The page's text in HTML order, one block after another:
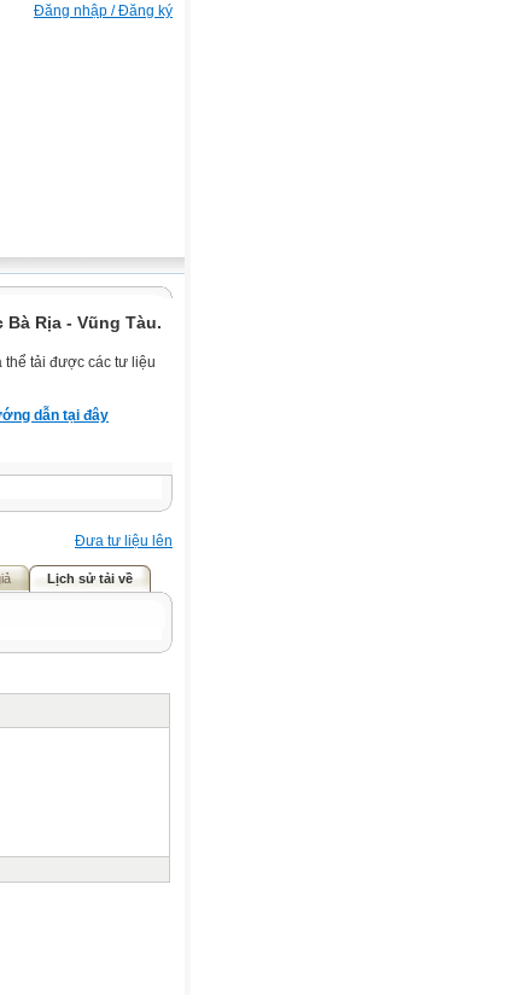
Đăng nhập / Đăng ký
Rịa - Vũng Tàu.
thể tải được các tư liệu
dẫn tại đây
Đưa tư liệu lên
Lịch sử tải về